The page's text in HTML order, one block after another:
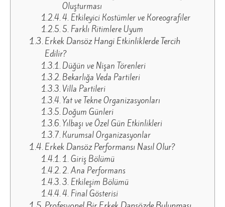
Oluşturması
4. Etkileyici Kostümler ve Koreografiler
5. Farklı Ritimlere Uyum
Erkek Dansöz Hangi Etkinliklerde Tercih
Edilir?
Düğün ve Nişan Törenleri
Bekarlığa Veda Partileri
Villa Partileri
Yat ve Tekne Organizasyonları
Doğum Günleri
Yılbaşı ve Özel Gün Etkinlikleri
Kurumsal Organizasyonlar
Erkek Dansöz Performansı Nasıl Olur?
1. Giriş Bölümü
2. Ana Performans
3. Etkileşim Bölümü
4. Final Gösterisi